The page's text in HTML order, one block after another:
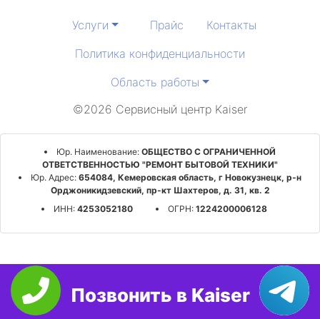
Услуги Прайс
Контакты
Политика конфиденциальности
Область работы
©2026 Сервисный центр Kaiser
Юр. Наименование: ОБЩЕСТВО С ОГРАНИЧЕННОЙ
ОТВЕТСТВЕННОСТЬЮ "РЕМОНТ БЫТОВОЙ ТЕХНИКИ"
Юр. Адрес: 654084, Кемеровская область, г Новокузнецк, р-н
Орджоникидзевский, пр-кт Шахтеров, д. 31, кв. 2
ИНН: 4253052180 ОГРН: 1224200006128
Позвонить в Kaiser